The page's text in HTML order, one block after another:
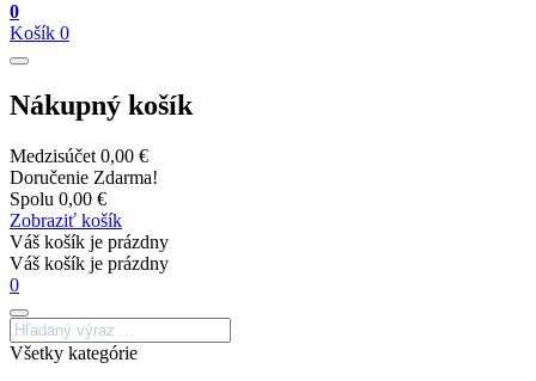
0
Košík 0
Nákupný košík
Medzisúčet 0,00 €
Doručenie Zdarma!
Spolu 0,00 €
Zobraziť košík
Váš košík je prázdny
Váš košík je prázdny
0
Všetky kategórie